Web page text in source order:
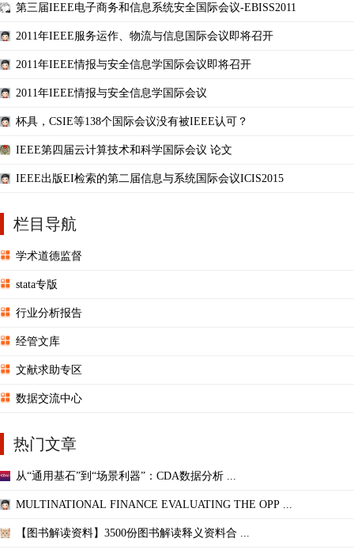
第三届IEEE电子商务和信息系统安全国际会议-EBISS2011
2011年IEEE服务运作、物流与信息国际会议即将召开
2011年IEEE情报与安全信息学国际会议即将召开
2011年IEEE情报与安全信息学国际会议
杯具，CSIE等138个国际会议没有被IEEE认可？
IEEE第四届云计算技术和科学国际会议 论文
IEEE出版EI检索的第二届信息与系统国际会议ICIS2015
栏目导航
学术道德监督
stata专版
行业分析报告
经管文库
文献求助专区
数据交流中心
热门文章
从“通用基石”到“场景利器”：CDA数据分析 ...
MULTINATIONAL FINANCE EVALUATING THE OPP ...
【图书解读资料】3500份图书解读释义资料合 ...